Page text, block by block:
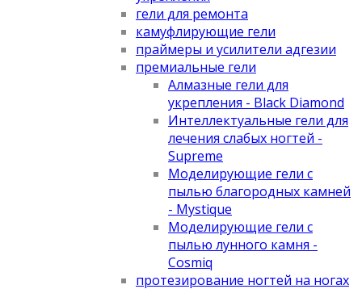
гели для ремонта
камуфлирующие гели
праймеры и усилители адгезии
премиальные гели
Алмазные гели для
укрепления - Black Diamond
Интеллектуальные гели для
лечения слабых ногтей -
Supreme
Моделирующие гели с
пылью благородных камней
- Mystique
Моделирующие гели с
пылью лунного камня -
Cosmiq
протезирование ногтей на ногах